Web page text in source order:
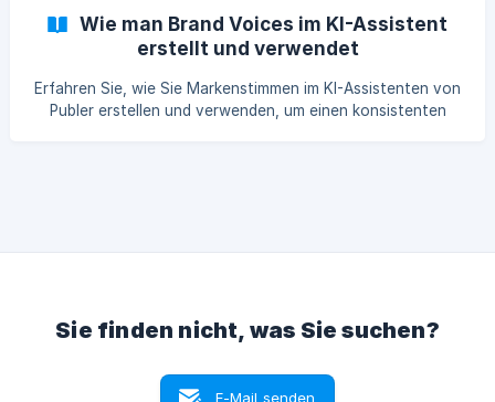
Wie man Brand Voices im KI-Assistent
erstellt und verwendet
Erfahren Sie, wie Sie Markenstimmen im KI-Assistenten von
Publer erstellen und verwenden, um einen konsistenten
Sie finden nicht, was Sie suchen?
E-Mail senden